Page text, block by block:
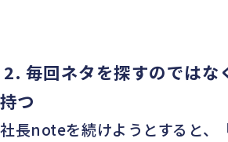
2. 毎回ネタを探すのではな
持つ
社長noteを続けようとすると、